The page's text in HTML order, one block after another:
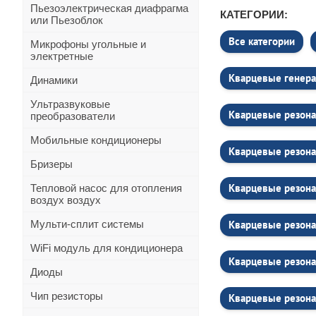
Пьезоэлектрическая диафрагма
или Пьезоблок
Микрофоны угольные и
электретные
Динамики
Ультразвуковые
преобразователи
Мобильные кондиционеры
Бризеры
Тепловой насос для отопления
воздух воздух
Мульти-сплит системы
WiFi модуль для кондиционера
Диоды
Чип резисторы
КАТЕГОРИИ:
Все категории
Кварцевые
Кварцевые
Кварцевые
Кварцевые
Кварцевые
Кварцевые
Кварцевые